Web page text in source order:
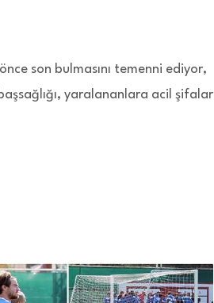
son bulmasını temenni ediyor,
yaralananlara acil şifalar